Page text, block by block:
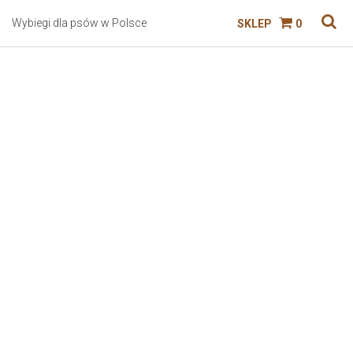
Wybiegi dla psów w Polsce SKLEP 0